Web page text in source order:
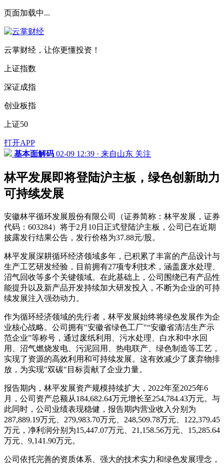
页面加载中...
云掌财经，让你更懂投资！
上证指数
深证成指
创业板指
上证50
打开APP
基本面解码 02-09 12:39 · 来自山东 关注
林平发展即将登陆沪主板，绿色创新助力
可持续发展
安徽林平循环发展股份有限公司（证券简称：林平发展，证券
代码：603284）将于2月10日正式登陆沪主板，公司已在近期
披露发行结果公告，发行价格为37.88元/股。
林平发展深耕循环经济领域多年，已积累了丰富的产品设计与
生产工艺研发经验，目前拥有27项专利技术，涵盖废水处理、
沼气回收等多个关键领域。在此基础上，公司围绕已有产品性
能提升以及新产品开发持续加大研发投入，不断为企业的可持
续发展注入强劲动力。
作为循环经济领域的先行者，林平发展始终将绿色发展作为企
业核心战略。公司拥有"安徽省绿色工厂"“安徽省清洁生产示
范企业”等称号，通过废纸利用、污水处理、白水和中水回
用、沼气燃烧发电、污泥回用、热电联产、绿色制造等工艺，
实现了资源的高效利用和可持续发展。这有效减少了废弃物排
放，为实现"双碳"目标贡献了企业力量。
报告期内，林平发展资产规模持续扩大，2022年至2025年6
月，公司资产总额从184,682.64万元增长至254,784.43万元。与
此同时，公司业绩表现稳健，报告期内营业收入分别为
287,889.19万元、279,983.70万元、248,509.78万元、122,379.45
万元，净利润分别为15,447.07万元、21,158.56万元、15,285.64
万元、9,141.90万元。
公司依托完善的资质体系、强大的技术实力和绿色发展理念，